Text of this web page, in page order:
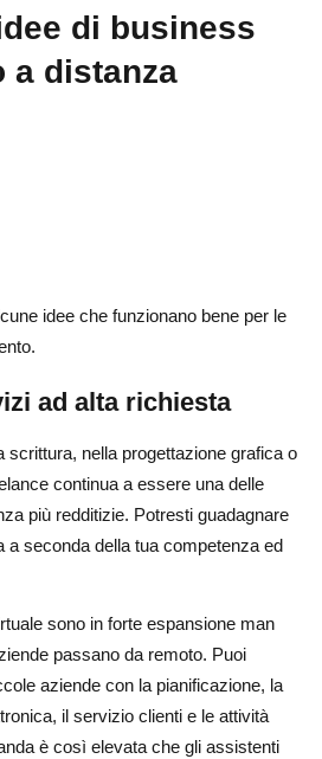
di business
a distanza
idee che funzionano bene per le
ad alta richiesta
scrittura, nella progettazione grafica o
continua a essere una delle
più redditizie. Potresti guadagnare
a seconda della tua competenza ed
sono in forte espansione man
passano da remoto. Puoi
aziende con la pianificazione, la
il servizio clienti e le attività
è così elevata che gli assistenti